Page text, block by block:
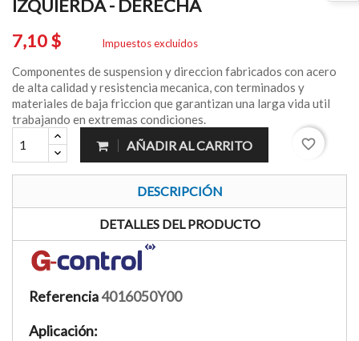
IZQUIERDA - DERECHA
7,10 $
Impuestos excluidos
Componentes de suspension y direccion fabricados con acero
de alta calidad y resistencia mecanica, con terminados y
materiales de baja friccion que garantizan una larga vida util
trabajando en extremas condiciones.
AÑADIR AL CARRITO favorite_border
DESCRIPCIÓN
DETALLES DEL PRODUCTO
Referencia4016050Y00
Aplicación: